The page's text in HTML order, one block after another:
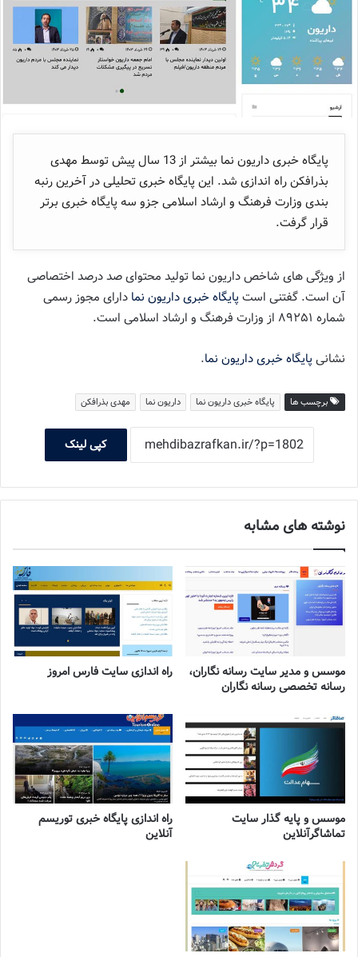
پایگاه خبری داریون نما بیشتر از 13 سال پیش توسط مهدی
بذرافکن راه اندازی شد. این پایگاه خبری تحلیلی در آخرین رنبه
بندی وزارت فرهنگ و ارشاد اسلامی جزو سه پایگاه خبری برتر
قرار گرفت.
از ویژگی های شاخص داریون نما تولید محتوای صد درصد اختصاصی
آن است. گفتنی است پایگاه خبری داریون نما دارای مجوز رسمی
شماره ۸۹۲۵۱ از وزارت فرهنگ و ارشاد اسلامی است.
نشانی پایگاه خبری داریون نما.
برچسب ها پایگاه خبری داریون نما داریون نما مهدی بذرافکن
کپی لینک
نوشته های مشابه
موسس و مدیر سایت رسانه نگاران،
رسانه تخصصی رسانه نگاران
راه اندازی سایت فارس امروز
موسس و پایه گذار سایت
تماشاگرآنلاین
راه اندازی پایگاه خبری توریسم
آنلاین